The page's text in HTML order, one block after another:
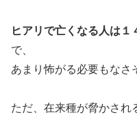
ヒアリで亡くなる人は
で、
あまり怖がる必要もなさ
ただ、在来種が脅かされ